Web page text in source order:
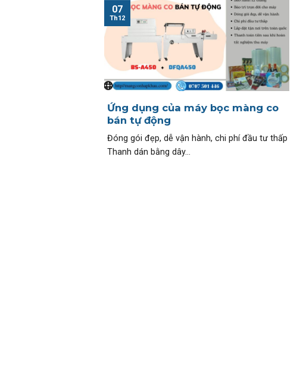
Ứng dụng của máy bọc màng co
bán tự động
Đóng gói đẹp, dễ vận hành, chi phí đầu tư thấp
Thanh dán bằng dây...
07
Th12